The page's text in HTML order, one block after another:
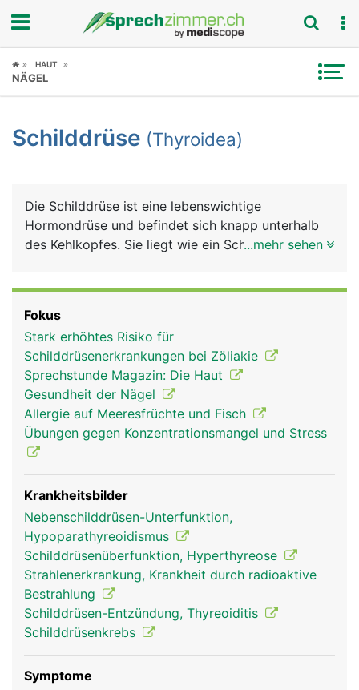
Fokus
Symptome
News
Rubriken
HAUT
NÄGEL
Schilddrüse (Thyroidea)
Die Schilddrüse ist eine lebenswichtige
Hormondrüse und befindet sich knapp unterhalb
des Kehlkopfes. Sie liegt wie ein Schild vor
Schilddrüse produziert Schilddrüsenhormone und
das Hormon Calcitonin. Die Schilddrüsenhormone
wirken auf fast alle Körperzellen, indem sie den
Stoffwechsel anregen. So haben sie Einfluss auf
Zucker-, Fett- und Eiweisshaushalt, Wärmehaushalt
und Körpertemperatur, Herz- Kreislaufsystem,
Funktion von Darm, Muskeln und Nervensystem
sowie Gemütsverfassung und Leistungsfähigkeit.
Beim Kind steuern die Schilddrüsenhormone
zudem die Gehirn- und Nervenentwicklung sowie
das Knochenwachstum. Das Calcitonin ist an der
Feinregulation von Kalzium im Blut beteiligt. Für
die Produktion der Schilddrüsenhormone benötigt
die Schilddrüse Jod, das sie aus der Nahrung über
das Blut erhält und speichert.
...mehr sehen
Fokus
Stark erhöhtes Risiko für
Schilddrüsenerkrankungen bei Zöliakie
Sprechstunde Magazin: Die Haut
Gesundheit der Nägel
Allergie auf Meeresfrüchte und Fisch
Übungen gegen Konzentrationsmangel und Stress
Krankheitsbilder
Nebenschilddrüsen-Unterfunktion,
Hypoparathyreoidismus
Schilddrüsenüberfunktion, Hyperthyreose
Strahlenerkrankung, Krankheit durch radioaktive
Bestrahlung
Schilddrüsen-Entzündung, Thyreoiditis
Schilddrüsenkrebs
Symptome